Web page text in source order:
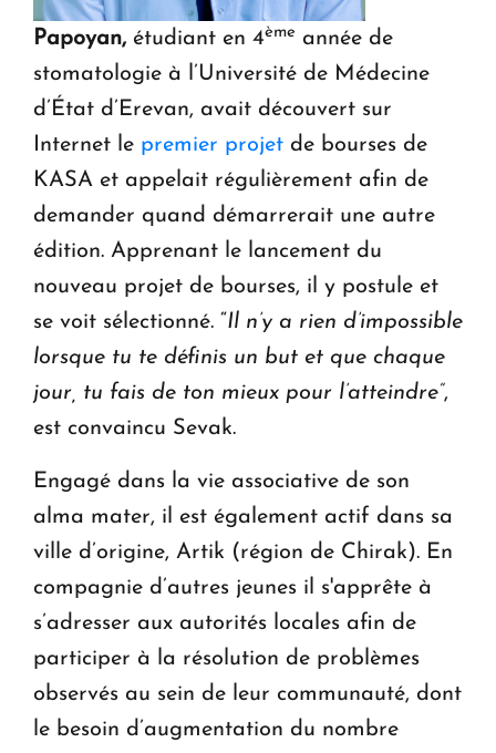
Papoyan,étudiant en 4ème année de
stomatologie à l’Université de Médecine
d’État d’Erevan, avait découvert sur
Internet le premier projet de bourses de
KASA et appelait régulièrement afin de
demander quand démarrerait une autre
édition. Apprenant le lancement du
nouveau projet de bourses, il y postule et
se voit sélectionné. “Il n’y a rien d’impossible
lorsque tu te définis un but et que chaque
jour, tu fais de ton mieux pour l’atteindre”,
est convaincu Sevak.
Engagé dans la vie associative de son
alma mater, il est également actif dans sa
ville d’origine, Artik (région de Chirak). En
compagnie d’autres jeunes il s'apprête à
s’adresser aux autorités locales afin de
participer à la résolution de problèmes
observés au sein de leur communauté, dont
le besoin d’augmentation du nombre